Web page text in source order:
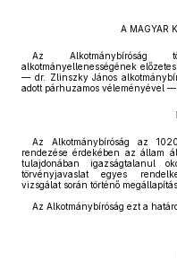
A MAGYAR
Az Alkotmánybíróság
alkotmányellenességének
— dr. Zlinszky János
adott párhuzamos véleményével
Az Alkotmánybíróság az
rendezése érdekében az állam
tulajdonában igazságtalanul
törvényjavaslat egyes
vizsgálat során történő
Az Alkotmánybíróság ezt a